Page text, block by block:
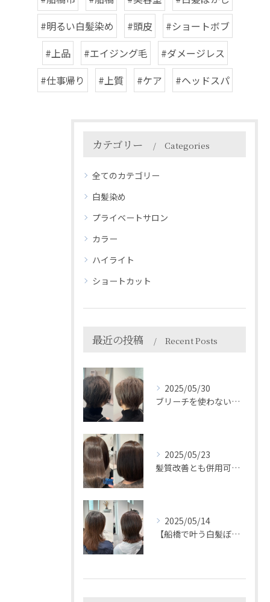
#明るい白髪染め
#頭皮
#ショートボブ
#上品
#エイジング毛
#ダメージレス
#仕事帰り
#上質 #ケア #ヘッドスパ
カテゴリー Categories
全てのカテゴリー
白髪染め
プライベートサロン
カラー
ハイライト
ショートカット
最近の投稿 Recent Posts
2025/05/30
ブリーチを使わない白髪ぼかしで自然におしゃれに＊HEARTS...
2025/05/23
髪質改善とも併用可能◎＊HEARTS船橋白髪ぼかし
2025/05/14
【船橋で叶う白髪ぼかし】白髪比率が多くても出来る脱白髪染め⭐...